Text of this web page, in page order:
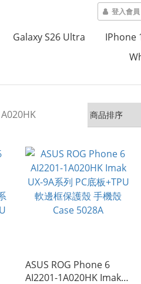
登入會員
Galaxy S26 Ultra IPhone
ASUS ROG Phone 6
AI2201-1A020HK Imak